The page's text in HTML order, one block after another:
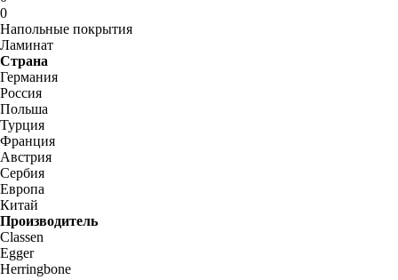
0
Напольные покрытия
Ламинат
Страна
Германия
Россия
Польша
Турция
Франция
Австрия
Сербия
Европа
Китай
Производитель
Classen
Egger
Herringbone